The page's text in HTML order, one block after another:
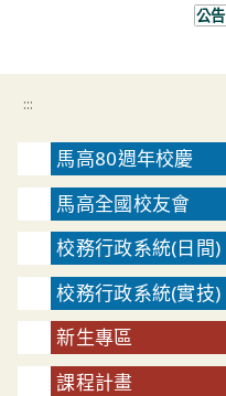
公告
:::
馬高80週年校慶
馬高全國校友會
校務行政系統(日間)
校務行政系統(實技)
新生專區
課程計畫